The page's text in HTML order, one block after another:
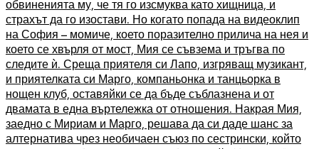
обвиненията му, че тя го изсмуква като хищница, и
страхът да го изостави. Но когато попада на видеоклип
на София – момиче, което поразително прилича на нея и
което се хвърля от мост, Мия се съвзема и тръгва по
следите ѝ. Среща приятеля си Лапо, изгряващ музикант,
и приятелката си Марго, компаньонка и танцьорка в
нощен клуб, оставяйки се да бъде съблазнена и от
двамата в една въртележка от отношения. Накрая Мия,
заедно с Мириам и Марго, решава да си даде шанс за
алтернатива чрез необичаен съюз по сестрински, който